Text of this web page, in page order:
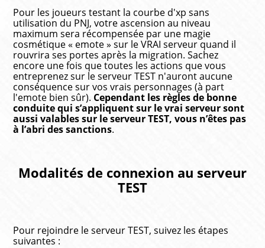
Pour les joueurs testant la courbe d'xp sans
utilisation du PNJ, votre ascension au niveau
maximum sera récompensée par une magie
cosmétique « emote » sur le VRAI serveur quand il
rouvrira ses portes après la migration. Sachez
encore une fois que toutes les actions que vous
entreprenez sur le serveur TEST n'auront aucune
conséquence sur vos vrais personnages (à part
l'emote bien sûr). Cependant les règles de bonne
conduite qui s’appliquent sur le vrai serveur sont
aussi valables sur le serveur TEST, vous n’êtes pas
à l’abri des sanctions.
Modalités de connexion au serveur
TEST
Pour rejoindre le serveur TEST, suivez les étapes
suivantes :